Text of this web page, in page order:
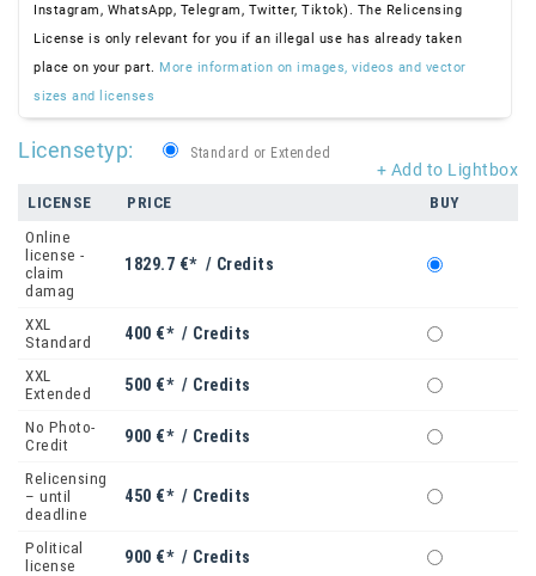
Instagram, WhatsApp, Telegram, Twitter, Tiktok). The Relicensing
License is only relevant for you if an illegal use has already taken
place on your part. More information on images, videos and vector
sizes and licenses
+ Add to Lightbox
Licensetyp: Standard or Extended
LICENSE PRICE
BUY
Online
license -
claim
damag
1829.7 €* / Credits
XXL
Standard
400 €* / Credits
XXL
Extended
500 €* / Credits
No Photo-
Credit
900 €* / Credits
Relicensing
– until
deadline
450 €* / Credits
Political
license
900 €* / Credits